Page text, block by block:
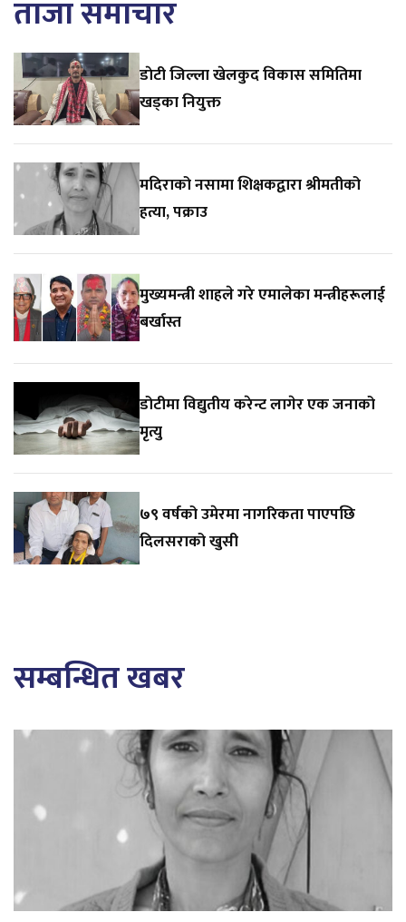
ताजा समाचार
डाेटी जिल्ला खेलकुद विकास समितिमा
खड्का नियुक्त
मदिराको नसामा शिक्षकद्वारा श्रीमतीको
हत्या, पक्राउ
मुख्यमन्त्री शाहले गरे एमालेका मन्त्रीहरूलाई
बर्खास्त
डोटीमा विद्युतीय करेन्ट लागेर एक जनाको
मृत्यु
७९ वर्षको उमेरमा नागरिकता पाएपछि
दिलसराको खुसी
सम्बन्धित खबर